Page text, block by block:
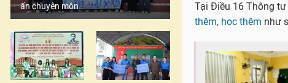
ấn chuyên môn
Tại Điều 16 Thông
thêm, học thêm như